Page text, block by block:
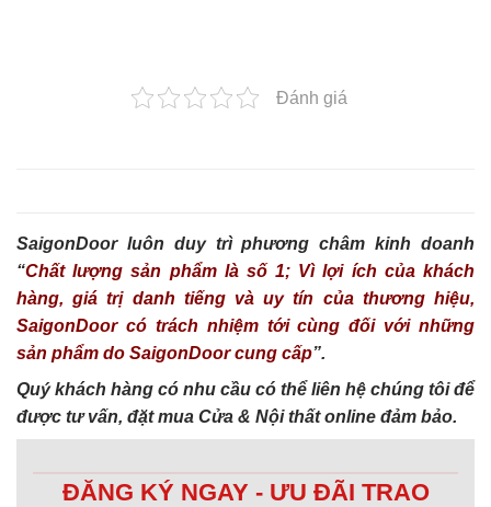
Đánh giá
SaigonDoor luôn duy trì phương châm kinh doanh
“Chất lượng sản phẩm là số 1; Vì lợi ích của khách
hàng, giá trị danh tiếng và uy tín của thương hiệu,
SaigonDoor có trách nhiệm tới cùng đối với những
sản phẩm do SaigonDoor cung cấp”.
Quý khách hàng có nhu cầu có thể liên hệ chúng tôi để
được tư vấn, đặt mua Cửa & Nội thất online đảm bảo.
ĐĂNG KÝ NGAY - ƯU ĐÃI TRAO